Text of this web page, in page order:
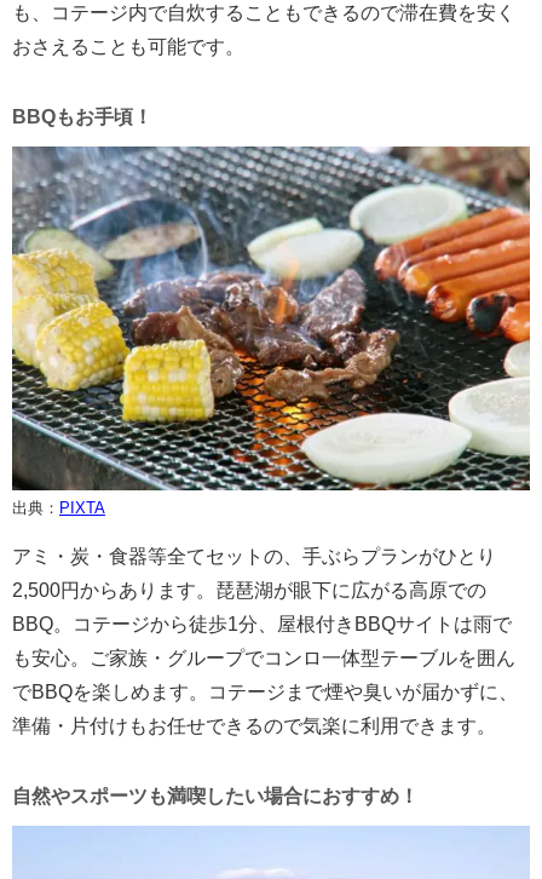
も、コテージ内で自炊することもできるので滞在費を安く
おさえることも可能です。
BBQもお手頃！
出典： PIXTA
アミ・炭・食器等全てセットの、手ぶらプランがひとり
2,500円からあります。琵琶湖が眼下に広がる高原での
BBQ。コテージから徒歩1分、屋根付きBBQサイトは雨で
も安心。ご家族・グループでコンロ一体型テーブルを囲ん
でBBQを楽しめます。コテージまで煙や臭いが届かずに、
準備・片付けもお任せできるので気楽に利用できます。
自然やスポーツも満喫したい場合におすすめ！